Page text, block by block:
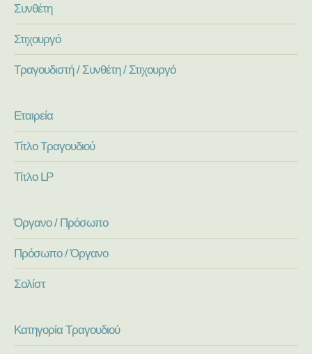
Συνθέτη
Στιχουργό
Τραγουδιστή / Συνθέτη / Στιχουργό
Εταιρεία
Τίτλο Τραγουδιού
Τίτλο LP
Όργανο / Πρόσωπο
Πρόσωπο / Όργανο
Σολίστ
Κατηγορία Τραγουδιού